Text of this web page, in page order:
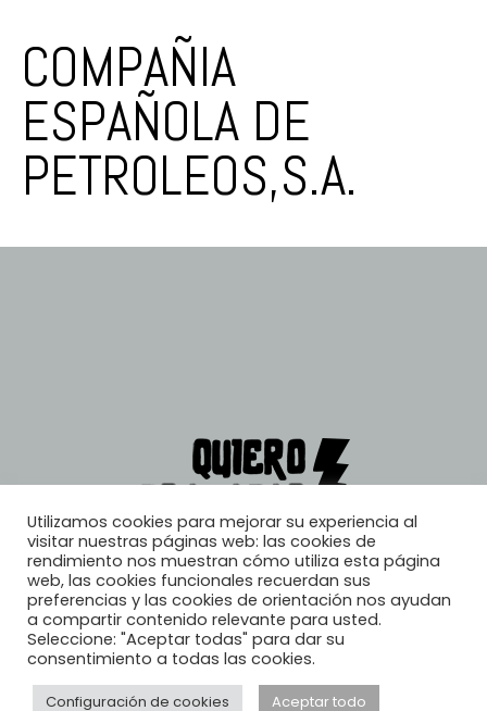
COMPAÑIA
ESPAÑOLA DE
PETROLEOS,S.A.
© 2026, Quiero Trabajar
Utilizamos cookies para mejorar su experiencia al
visitar nuestras páginas web: las cookies de
rendimiento nos muestran cómo utiliza esta página
web, las cookies funcionales recuerdan sus
preferencias y las cookies de orientación nos ayudan
a compartir contenido relevante para usted.
Seleccione: "Aceptar todas" para dar su
consentimiento a todas las cookies.
Configuración de cookies Aceptar todo